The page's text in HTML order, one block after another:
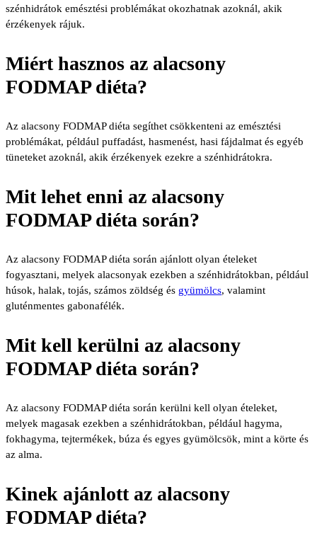
szénhidrátok emésztési problémákat okozhatnak azoknál, akik
érzékenyek rájuk.
Miért hasznos az alacsony
FODMAP diéta?
Az alacsony FODMAP diéta segíthet csökkenteni az emésztési
problémákat, például puffadást, hasmenést, hasi fájdalmat és egyéb
tüneteket azoknál, akik érzékenyek ezekre a szénhidrátokra.
Mit lehet enni az alacsony
FODMAP diéta során?
Az alacsony FODMAP diéta során ajánlott olyan ételeket
fogyasztani, melyek alacsonyak ezekben a szénhidrátokban, például
húsok, halak, tojás, számos zöldség és gyümölcs, valamint
gluténmentes gabonafélék.
Mit kell kerülni az alacsony
FODMAP diéta során?
Az alacsony FODMAP diéta során kerülni kell olyan ételeket,
melyek magasak ezekben a szénhidrátokban, például hagyma,
fokhagyma, tejtermékek, búza és egyes gyümölcsök, mint a körte és
az alma.
Kinek ajánlott az alacsony
FODMAP diéta?